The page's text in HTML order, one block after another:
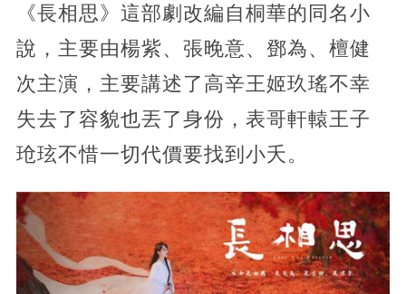
《長相思》這部劇改編自桐華的同名小
說，主要由楊紫、張晚意、鄧為、檀健
次主演，主要講述了高辛王姬玖瑤不幸
失去了容貌也丟了身份，表哥軒轅王子
玱玹不惜一切代價要找到小夭。